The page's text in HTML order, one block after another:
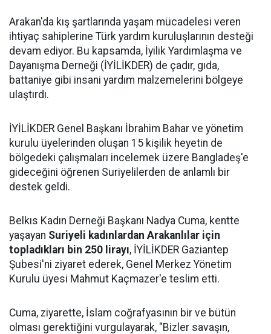
Arakan'da kış şartlarında yaşam mücadelesi veren
ihtiyaç sahiplerine Türk yardım kuruluşlarının desteği
devam ediyor. Bu kapsamda, İyilik Yardımlaşma ve
Dayanışma Derneği (İYİLİKDER) de çadır, gıda,
battaniye gibi insani yardım malzemelerini bölgeye
ulaştırdı.
İYİLİKDER Genel Başkanı İbrahim Bahar ve yönetim
kurulu üyelerinden oluşan 15 kişilik heyetin de
bölgedeki çalışmaları incelemek üzere Bangladeş'e
gideceğini öğrenen Suriyelilerden de anlamlı bir
destek geldi.
Belkıs Kadın Derneği Başkanı Nadya Cuma, kentte
yaşayan Suriyeli kadınlardan Arakanlılar için
topladıkları bin 250 lirayı, İYİLİKDER Gaziantep
Şubesi'ni ziyaret ederek, Genel Merkez Yönetim
Kurulu üyesi Mahmut Kaçmazer'e teslim etti.
Cuma, ziyarette, İslam coğrafyasının bir ve bütün
olması gerektiğini vurgulayarak, "Bizler savaşın,